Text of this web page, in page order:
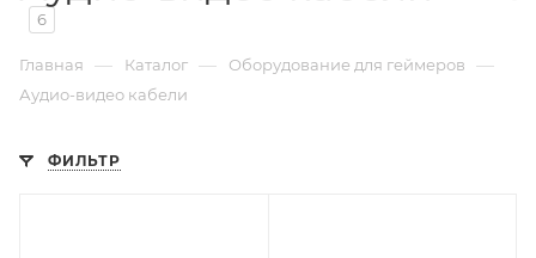
6
Главная — Каталог — Оборудование для геймеров —
Аудио-видео кабели
ФИЛЬТР